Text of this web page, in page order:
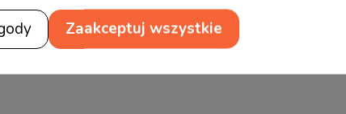
niż biały wykończony
Mebel w kolorze
z białą
Zaakceptuj wszystkie